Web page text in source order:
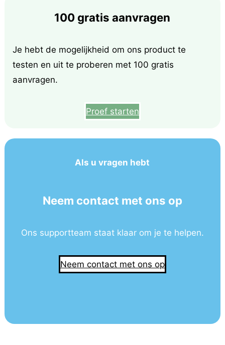
100 gratis aanvragen
Je hebt de mogelijkheid om ons product te
testen en uit te proberen met 100 gratis
aanvragen.
Proef starten
Als u vragen hebt
Neem contact met ons op
Ons supportteam staat klaar om je te helpen.
Neem contact met ons op